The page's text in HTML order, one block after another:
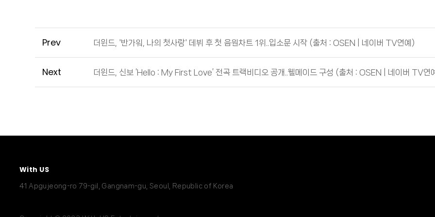
Prev 더윈드, '반가워, 나의 첫사랑' 데뷔 후 첫 음원차트 1위..입소문 시작 (출처 : OSEN | 네이버 TV연예)
Next 더윈드, 신보 ‘Hello : My First Love’ 전곡 트랙비디오 공개..웰메이드 구성 (출처 : OSEN | 네이버 TV연
With US
41 Apgujeong-ro 79-gil, Gangnam-gu, Seoul, Republic of Korea